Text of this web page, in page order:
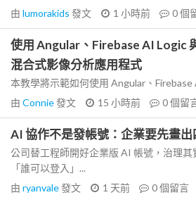
由 lumorakids 發文 1 小時前 0個
使用 Angular、Firebase AI Logic
混合式影像分析應用程式
本教學將示範如何使用 Angular、Firebase
由 Connie發文 15 小時前 0個留
AI 協作不是發帳號：企業要先畫
公司替工程師開好企業版 AI 帳號，治理
「誰可以登入」...
由 ryanvale發文 1 天前 0個留言